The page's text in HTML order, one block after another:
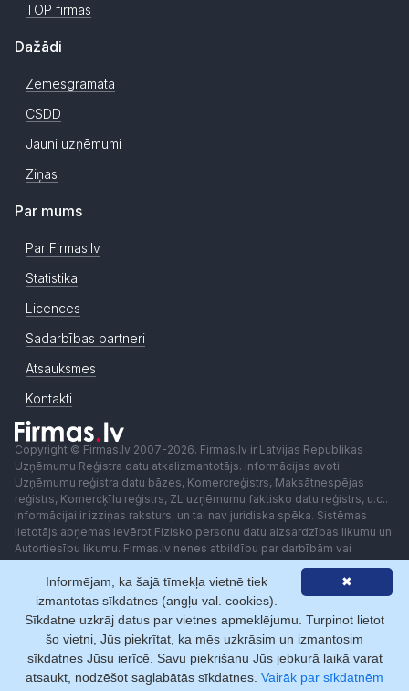
TOP firmas
Dažādi
Zemesgrāmata
CSDD
Jauni uzņēmumi
Ziņas
Par mums
Par Firmas.lv
Statistika
Licences
Sadarbības partneri
Atsauksmes
Kontakti
Copyright © Firmas.lv 2007-2026. Firmas.lv ir Latvijas Republikas
Uzņēmumu Reģistra datu atkalizmantotājs. Informācijas avoti:
Uzņēmumu reģistra datu bāzes, Komercreģistrs, Maksātnespējas
reģistrs, Komercķīlu reģistrs, ZL uzņēmumu faktisko datu reģistrs, u.c..
Informācijai ir izziņas raksturs, un tai nav juridiska spēka. Sistēmas
lietotājs apņemas ievērot Fizisko personu datu aizsardzības likumu un
Autortiesību likumu. Firmas.lv nenes atbildību par darbībām vai
lēmumiem, kas balstīti uz saņemto pakalpojumu. Lietotājam aizliegts
izmantot jebkādas automatizētas sistēmas vai iekārtas (robotus)
piekļuvei sistēmai bez rakstiskas saskaņošanas ar Firmas.lv. Galvenā
redaktore: Ingūna Pempere.
Lietošanas noteikumi
Privātuma politika Norēķini ar
✖
Informējam, ka šajā tīmekļa vietnē tiek
izmantotas sīkdatnes (angļu val. cookies).
Sīkdatne uzkrāj datus par vietnes apmeklējumu. Turpinot lietot
šo vietni, Jūs piekrītat, ka mēs uzkrāsim un izmantosim
sīkdatnes Jūsu ierīcē. Savu piekrišanu Jūs jebkurā laikā varat
atsaukt, nodzēšot saglabātās sīkdatnes. Vairāk par sīkdatnēm